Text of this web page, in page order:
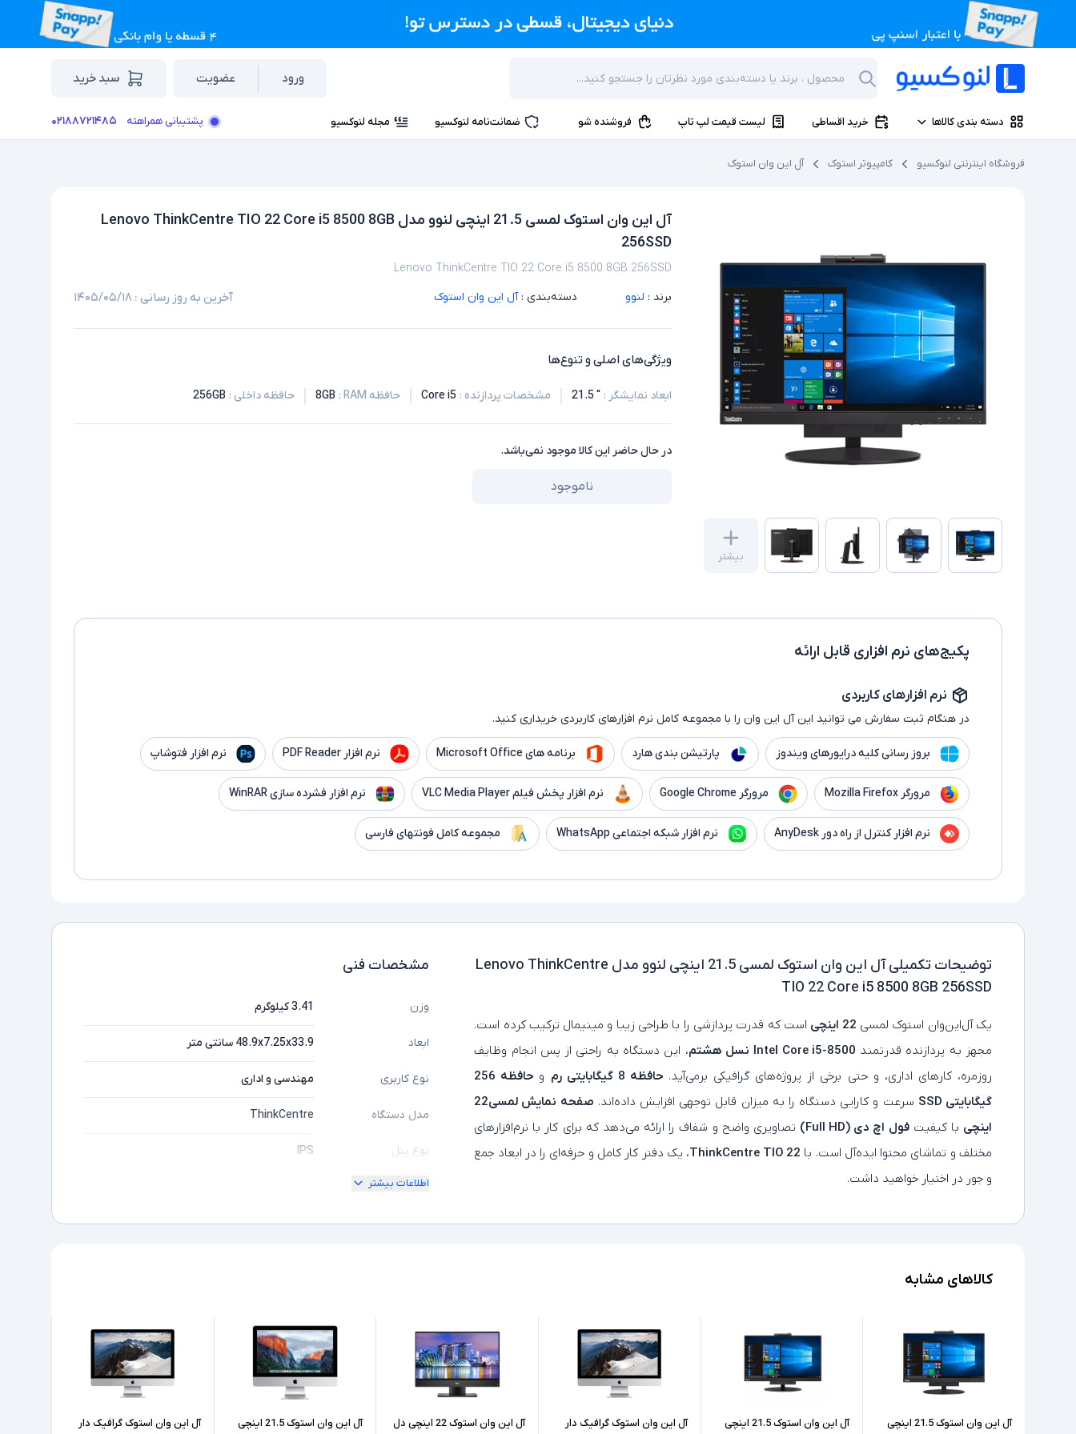
ورود عضویت سبد خرید
دسته بندی کالاها خرید اقساطی لیست قیمت لپ تاپ فروشنده شو ضمانت‌نامه لنوکسیو مجله لنوکسیو پشتیبانی همراهته ۰۲۱۸۸۷۲۱۴۸۵
فروشگاه اینترنتی لنوکسیو کامپیوتر استوک آل این وان استوک
بیشتر
آل این وان استوک لمسی 21.5 اینچی لنوو مدل Lenovo ThinkCentre TIO 22 Core i5 8500 8GB
256SSD
Lenovo ThinkCentre TIO 22 Core i5 8500 8GB 256SSD
برند : لنوو دسته‌بندی : آل این وان استوک آخرین به روز رسانی : ۱۴۰۵/۰۵/۱۸
ویژگی‌های اصلی و تنوع‌ها
ابعاد نمایشگر :
" 21.5 مشخصات پردازنده :
Core i5 حافظه RAM :
8GB حافظه داخلی :
256GB
در حال حاضر این کالا موجود نمی‌باشد.
ناموجود
پکیج‌های نرم افزاری قابل ارائه
نرم افزارهای کاربردی
در هنگام ثبت سفارش می توانید این آل این وان را با مجموعه کامل نرم افزارهای کاربردی خریداری کنید.
بروز رسانی کلیه درایورهای ویندوز پارتیشن بندی هارد برنامه های Microsoft Office نرم افزار PDF Reader نرم افزار فتوشاپ
مرورگر Mozilla Firefox مرورگر Google Chrome نرم افزار پخش فیلم VLC Media Player نرم افزار فشرده سازی WinRAR
نرم افزار کنترل از راه دور AnyDesk نرم افزار شبکه اجتماعی WhatsApp مجموعه کامل فونتهای فارسی
توضیحات تکمیلی
آل این وان استوک لمسی 21.5 اینچی لنوو مدل Lenovo ThinkCentre
TIO 22 Core i5 8500 8GB 256SSD
یک آل‌این‌وان استوک لمسی 22 اینچی
است که قدرت پردازشی را با طراحی زیبا و مینیمال ترکیب کرده است.
مجهز به پردازنده قدرتمند Intel Core i5-8500 نسل هشتم، این دستگاه به راحتی از پس انجام وظایف
روزمره، کارهای اداری، و حتی برخی از پروژه‌های گرافیکی برمی‌آید. حافظه 8 گیگابایتی رم و
حافظه 256
گیگابایتی SSD
سرعت و کارایی دستگاه را به میزان قابل توجهی افزایش داده‌اند.
صفحه نمایش لمسی22
اینچی با کیفیتفول اچ دی (Full HD)
تصاویری واضح و شفاف را ارائه می‌دهد که برای کار با نرم‌افزارهای
مختلف و تماشای محتوا ایده‌آل است. با ThinkCentre TIO 22، یک دفتر کار کامل و حرفه‌ای را در ابعاد جمع
و جور در اختیار خواهید داشت.
مشخصات فنی
وزن 3.41 کیلوگرم
ابعاد 48.9x7.25x33.9 سانتی متر
نوع کاربری مهندسی و اداری
مدل دستگاه ThinkCentre
نوع پنل IPS
ابعاد نمایشگر
کیفیت تصویر نمایشگر Full HD
نسل پردازنده Intel نسل 8
حافظه RAM 8GB
256GB
اطلاعات بیشتر
کالاهای مشابه
آل این وان استوک 21.5 اینچی
آل این وان استوک 21.5 اینچی
آل این وان استوک گرافیک دار
آل این وان استوک 22 اینچی دل
آل این وان استوک 21.5 اینچی
آل این وان استوک گرافیک دار